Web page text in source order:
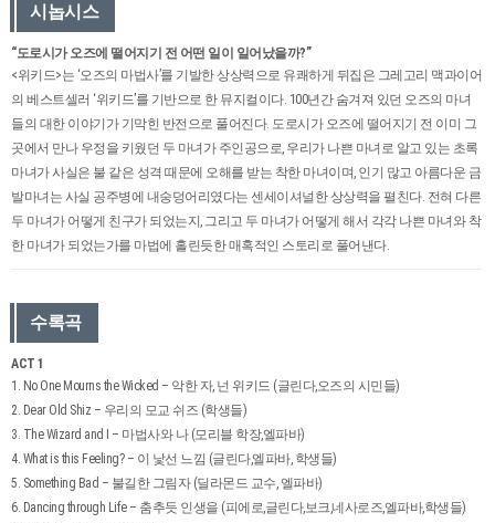
시놉시스
“도로시가 오즈에 떨어지기 전 어떤 일이 일어났을까?”
<위키드>는 ‘오즈의 마법사’를 기발한 상상력으로 유쾌하게 뒤집은 그레고리 맥과이어
의 베스트셀러 ‘위키드’를 기반으로 한 뮤지컬이다. 100년간 숨겨져 있던 오즈의 마녀
들의 대한 이야기가 기막힌 반전으로 풀어진다. 도로시가 오즈에 떨어지기 전 이미 그
곳에서 만나 우정을 키웠던 두 마녀가 주인공으로, 우리가 나쁜 마녀로 알고 있는 초록
마녀가 사실은 불 같은 성격 때문에 오해를 받는 착한 마녀이며, 인기 많고 아름다운 금
발마녀는 사실 공주병에 내숭덩어리였다는 센세이셔널한 상상력을 펼친다. 전혀 다른
두 마녀가 어떻게 친구가 되었는지, 그리고 두 마녀가 어떻게 해서 각각 나쁜 마녀와 착
한 마녀가 되었는가를 마법에 홀린듯한 매혹적인 스토리로 풀어낸다.
수록곡
ACT 1
1. No One Mourns the Wicked – 악한 자, 넌 위키드 (글린다,오즈의 시민들)
2. Dear Old Shiz – 우리의 모교 쉬즈 (학생들)
3. The Wizard and I – 마법사와 나 (모리블 학장,엘파바)
4. What is this Feeling? – 이 낯선 느낌 (글린다,엘파바, 학생들)
5. Something Bad – 불길한 그림자 (딜라몬드 교수, 엘파바)
6. Dancing through Life – 춤추듯 인생을 (피에로,글린다,보크,네사로즈,엘파바,학생들)